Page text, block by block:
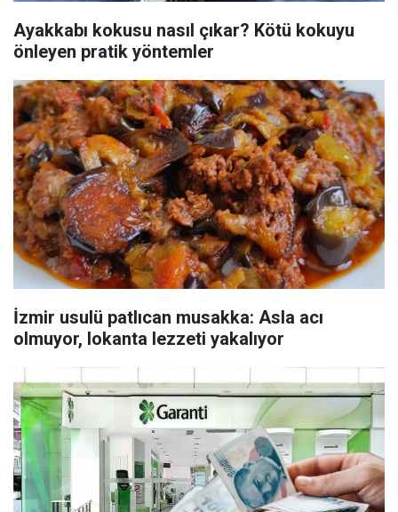
Ayakkabı kokusu nasıl çıkar? Kötü kokuyu
önleyen pratik yöntemler
İzmir usulü patlıcan musakka: Asla acı
olmuyor, lokanta lezzeti yakalıyor